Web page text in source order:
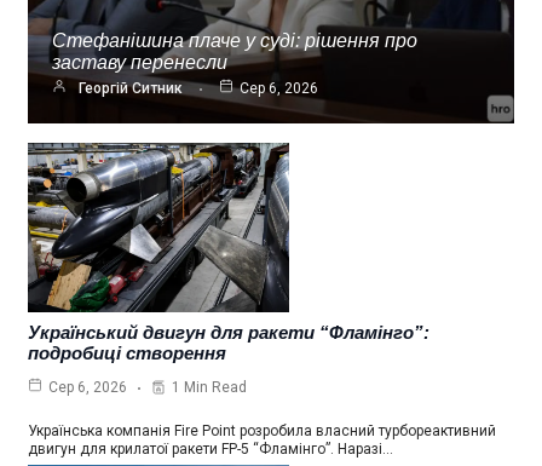
Стефанішина плаче у суді: рішення про
заставу перенесли
Георгій Ситник Сер 6, 2026
Український двигун для ракети “Фламінго”:
подробиці створення
Сер 6, 2026 1 Min Read
Українська компанія Fire Point розробила власний турбореактивний
двигун для крилатої ракети FP-5 “Фламінго”. Наразі…